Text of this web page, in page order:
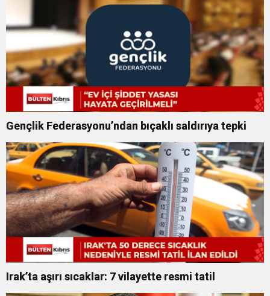
Gençlik Federasyonu’ndan bıçaklı saldırıya tepki
Irak’ta aşırı sıcaklar: 7 vilayette resmi tatil